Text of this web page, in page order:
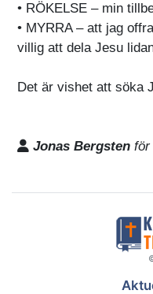
• RÖKELSE – min
• MYRRA – att jag
villig att dela Jesu
Det är vishet att söka
Jonas Bergsten för